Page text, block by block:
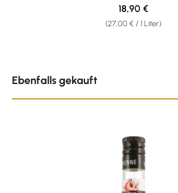
(27,00 € / 1 Liter)
Regulärer Preis:
18,90 €
Ebenfalls gekauft